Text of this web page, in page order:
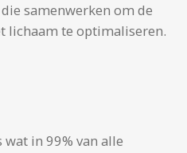
samenwerken om de
lichaam te optimaliseren.
in 99% van alle